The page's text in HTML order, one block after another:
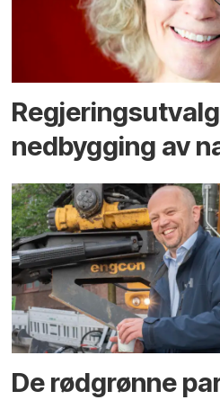
ned­bygging av
De rødgrønne